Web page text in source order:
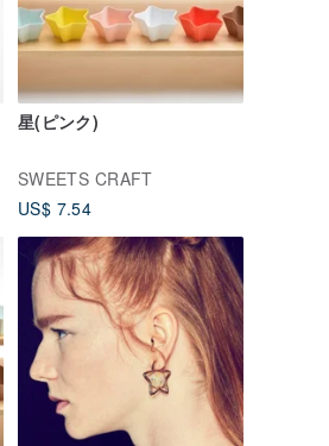
星(ピンク)
SWEETS CRAFT
US$ 7.54